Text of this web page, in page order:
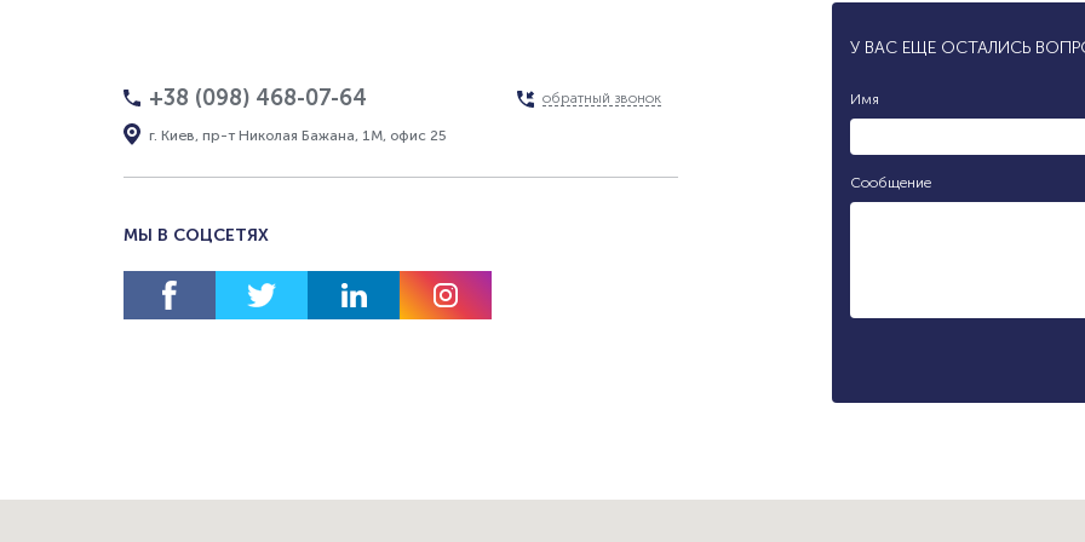
+38 (098) 468-07-64
г. Киев, пр-т Николая Бажана, 1М, офис 25
обратный звонок
МЫ В СОЦСЕТЯХ
У ВАС ЕЩЕ ОСТАЛИСЬ
Имя
Сообщение